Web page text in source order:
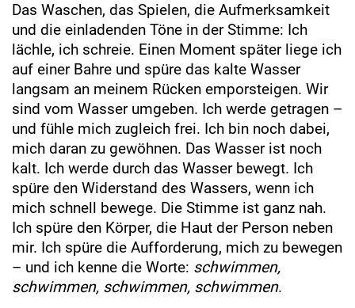
Das Waschen, das Spielen, die Aufmerksamkeit
und die einladenden Töne in der Stimme: Ich
lächle, ich schreie. Einen Moment später liege ich
auf einer Bahre und spüre das kalte Wasser
langsam an meinem Rücken emporsteigen. Wir
sind vom Wasser umgeben. Ich werde getragen –
und fühle mich zugleich frei. Ich bin noch dabei,
mich daran zu gewöhnen. Das Wasser ist noch
kalt. Ich werde durch das Wasser bewegt. Ich
spüre den Widerstand des Wassers, wenn ich
mich schnell bewege. Die Stimme ist ganz nah.
Ich spüre den Körper, die Haut der Person neben
mir. Ich spüre die Aufforderung, mich zu bewegen
– und ich kenne die Worte: schwimmen,
schwimmen, schwimmen, schwimmen.